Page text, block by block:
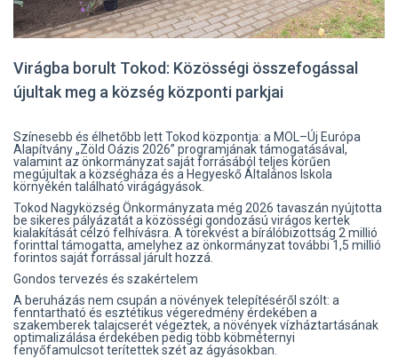
Virágba borult Tokod: Közösségi összefogással
újultak meg a község központi parkjai
Színesebb és élhetőbb lett Tokod központja: a MOL–Új Európa
Alapítvány „Zöld Oázis 2026” programjának támogatásával,
valamint az önkormányzat saját forrásából teljes körűen
megújultak a községháza és a Hegyeskő Általános Iskola
környékén található virágágyások.
Tokod Nagyközség Önkormányzata még 2026 tavaszán nyújtotta
be sikeres pályázatát a közösségi gondozású virágos kertek
kialakítását célzó felhívásra. A törekvést a bírálóbizottság 2 millió
forinttal támogatta, amelyhez az önkormányzat további 1,5 millió
forintos saját forrással járult hozzá.
Gondos tervezés és szakértelem
A beruházás nem csupán a növények telepítéséről szólt: a
fenntartható és esztétikus végeredmény érdekében a
szakemberek talajcserét végeztek, a növények vízháztartásának
optimalizálása érdekében pedig több köbméternyi
fenyőfamulcsot terítettek szét az ágyásokban.